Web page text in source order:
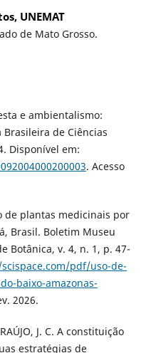
UNEMAT
de Mato Grosso.
e ambientalismo:
de Ciências
Disponível em:
. Acesso
de plantas medicinais por
Brasil. Boletim Museu
Botânica, v. 4, n. 1, p. 47-
pdf/uso-de-
baixo-amazonas-
2026.
J. C. A constituição
estratégias de